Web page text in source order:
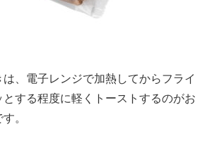
、電子レンジで加熱してからフライ
する程度に軽くトーストするのがお
。